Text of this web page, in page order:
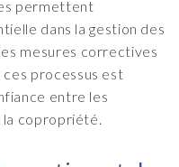
permettent
dans la gestion des
mesures correctives
processus est
entre les
copropriété.